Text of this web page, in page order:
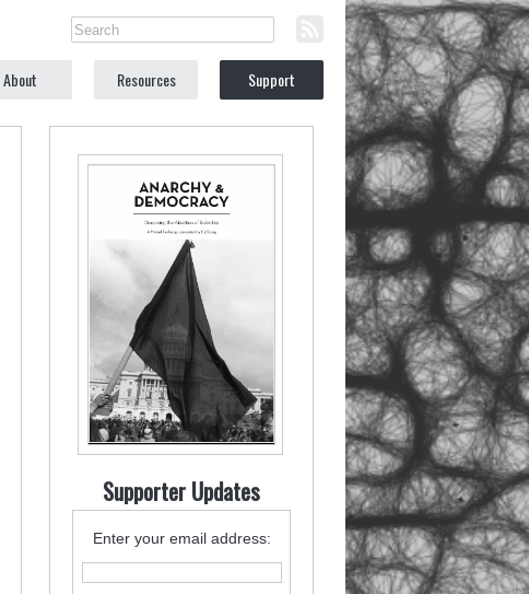
About Resources Support
Supporter Updates
Enter your email address: